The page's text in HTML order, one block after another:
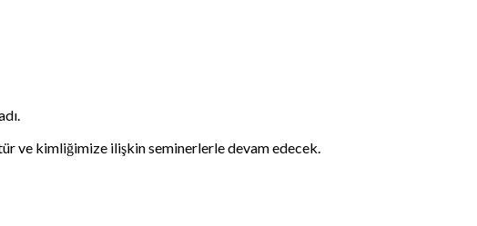
ve kimliğimize ilişkin seminerlerle devam edecek.